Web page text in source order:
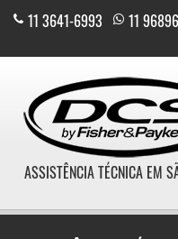
11 3641-6993 11
ASSISTÊNCIA TÉCNICA EM